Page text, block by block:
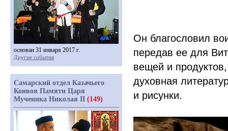
Он благословил
передав ее для
вещей и
духовная
и рисунки.
основан 31 января 2017 г.
Другие события
Самарский отдел Казачьего
Конвоя Памяти Царя
Мученика Николая II (149)